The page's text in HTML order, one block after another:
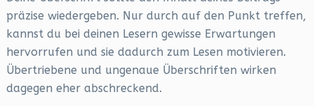
präzise wiedergeben. Nur durch auf den Punkt treffen,
kannst du bei deinen Lesern gewisse Erwartungen
hervorrufen und sie dadurch zum Lesen motivieren.
Übertriebene und ungenaue Überschriften wirken
dagegen eher abschreckend.